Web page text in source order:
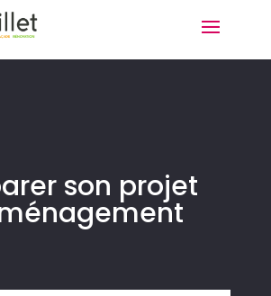
son projet